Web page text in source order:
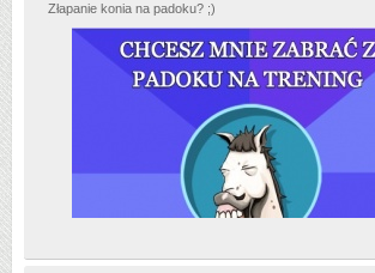
Złapanie konia na padoku? ;)